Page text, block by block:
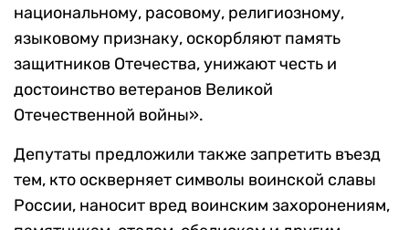
национальному, расовому, религиозному,
языковому признаку, оскорбляют память
защитников Отечества, унижают честь и
достоинство ветеранов Великой
Отечественной войны».
Депутаты предложили также запретить въезд
тем, кто оскверняет символы воинской славы
России, наносит вред воинским захоронениям,